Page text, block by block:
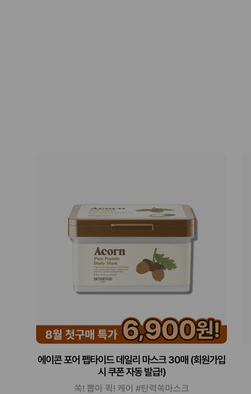
에이콘 포어 펩타이드 데일리 마스크 30매 (회원가입
시 쿠폰 자동 발급!)
쏙! 뽑아 퀵! 케어 #탄력쏙마스크